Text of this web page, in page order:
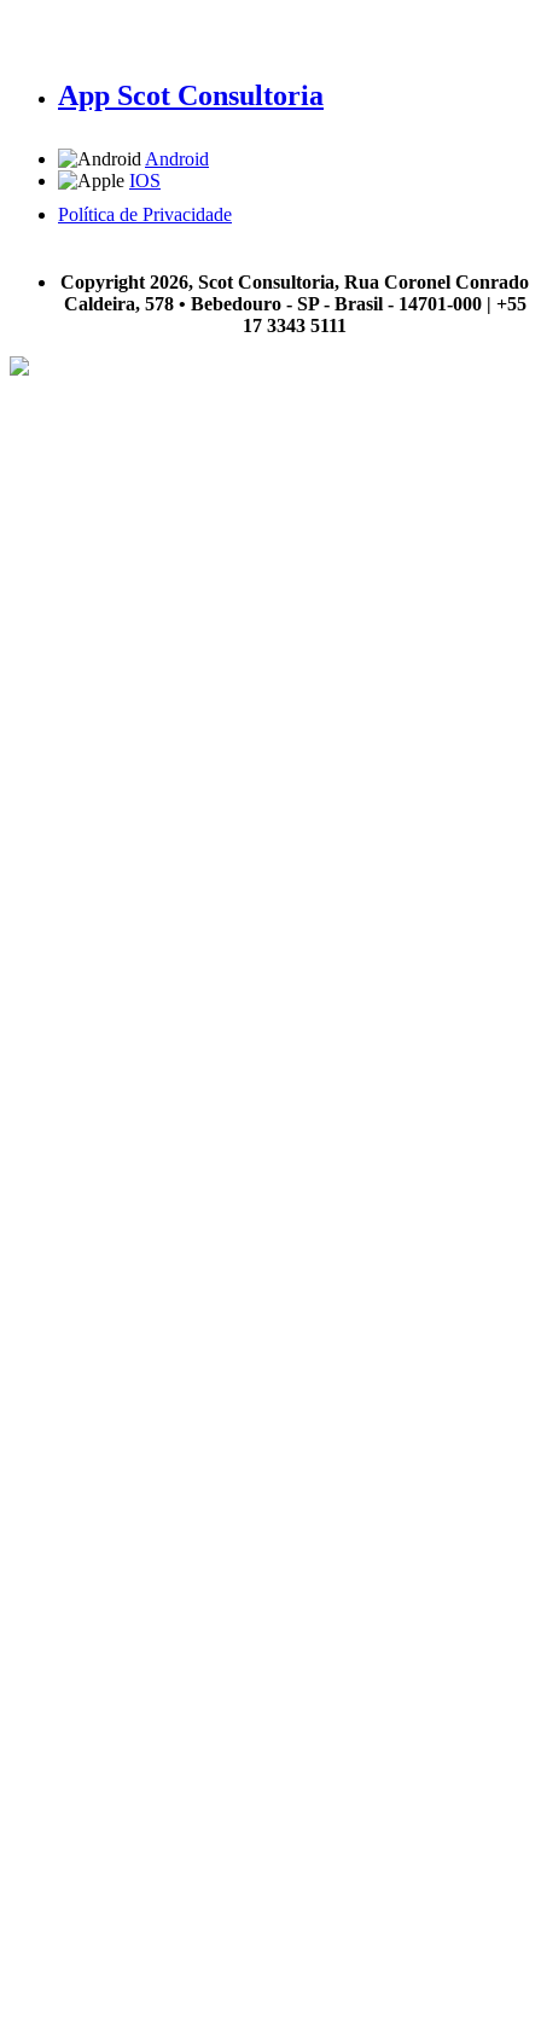
App Scot Consultoria
Android
IOS
Política de Privacidade
Copyright 2026, Scot Consultoria, Rua Coronel Conrado
Caldeira, 578 • Bebedouro - SP - Brasil - 14701-000 | +55
17 3343 5111